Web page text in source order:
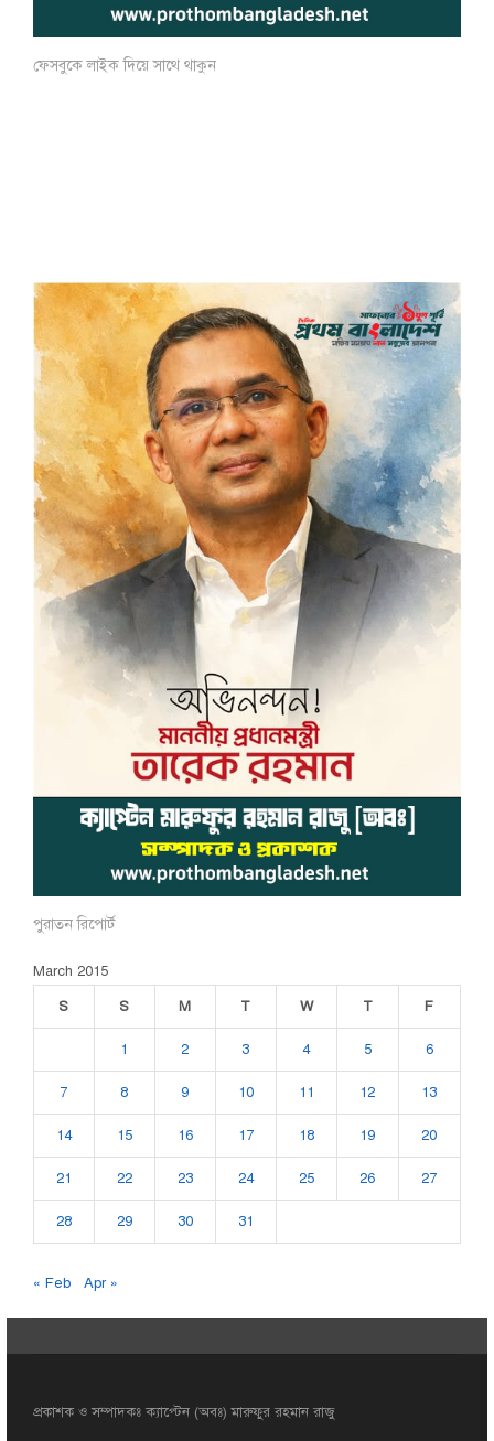
ফেসবুকে লাইক দিয়ে সাথে থাকুন
পুরাতন রিপোর্ট
March 2015
S
S M T W T F
1 2 3 4 5 6
7 8 9 10 11 12 13
14 15 16 17 18 19 20
21 22 23 24 25 26 27
28 29 30 31
« Feb Apr »
প্রকাশক ও সম্পাদকঃ ক্যাপ্টেন (অবঃ) মারুফুর রহমান রাজু